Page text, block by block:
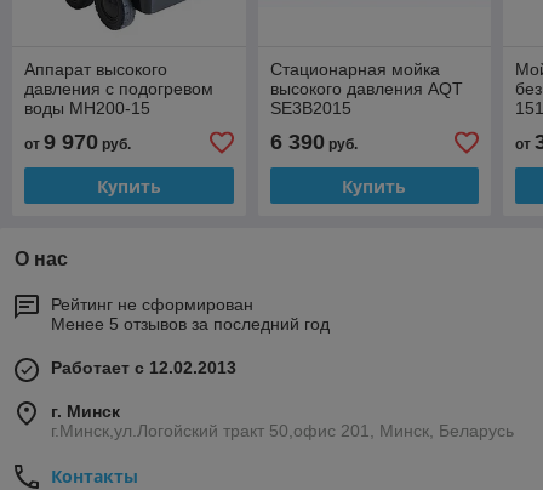
Аппарат высокого
давления с подогревом
воды MH200-15
от 9 970 руб.
Купить
Стационарная мойка
высокого давления AQT
SE3B2015
6 390руб.
Купить
от
О нас
Рейтинг не сформирован
Менее 5 отзывов за последний год
Работает с 12.02.2013
г. Минск
г.Минск,ул.Логойский тракт 50,офис 201, Минск, Беларусь
Контакты